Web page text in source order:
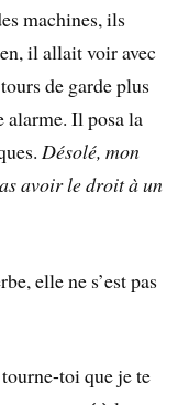
machines, ils
il allait voir avec
de garde plus
alarme. Il posa la
Désolé, mon
avoir le droit à un
elle ne s’est pas
toi que je te